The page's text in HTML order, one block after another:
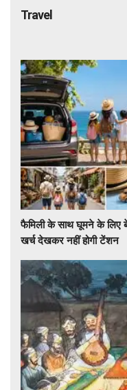
Travel
फैमिली के साथ घूमने के लिए
खर्च देखकर नहीं होगी टेंशन